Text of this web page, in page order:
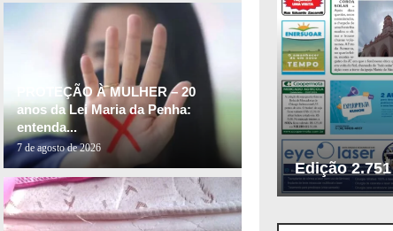
PROTEÇÃO À MULHER – 20
anos da Lei Maria da Penha:
entenda...
7 de agosto de 2026
Edição 2.751